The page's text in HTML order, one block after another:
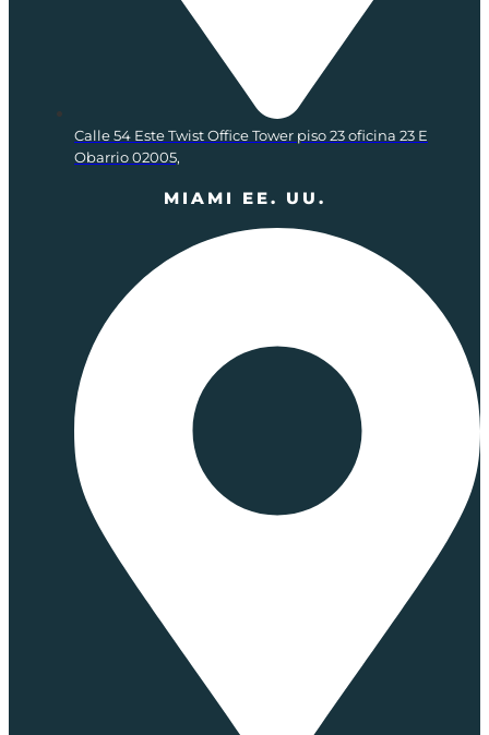
Calle 54 Este Twist Office Tower piso 23 oficina 23 E
Obarrio 02005,
MIAMI EE. UU.